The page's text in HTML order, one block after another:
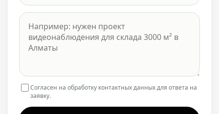
Согласен на обработку контактных данных для ответа на
заявку.